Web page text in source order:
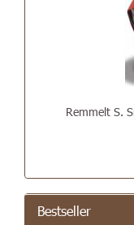
Remmelt S.
Bestseller